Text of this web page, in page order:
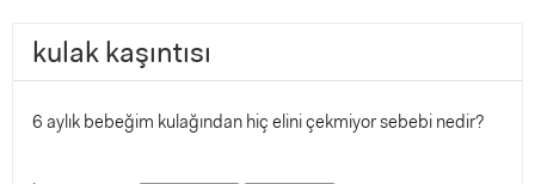
kulak kaşıntısı
6 aylık bebeğim kulağından hiç elini çekmiyor sebebi nedir?